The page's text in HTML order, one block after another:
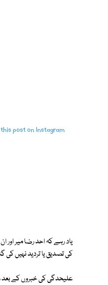
post on Instagram
یاد رہے کہ احد رضا میر
کی تصدیق یا تردید نہیں کی
علیحدگی کی خبروں کے بعد